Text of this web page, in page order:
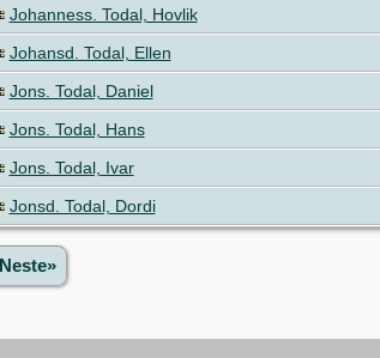
Johanness. Todal, Hovlik
Johansd. Todal, Ellen
Jons. Todal, Daniel
Jons. Todal, Hans
Jons. Todal, Ivar
Jonsd. Todal, Dordi
Neste»